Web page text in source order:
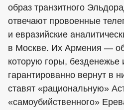
образ транзитного
отвечают провоенные
и евразийские
в Москве. Их Армения —
которую горы,
гарантированно вернут в
ставят «рациональную»
«самоубийственного»